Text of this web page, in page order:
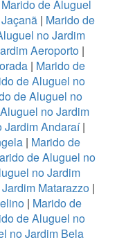
Marido de Aluguel
| Marido de
no Jardim
Aeroporto |
| Marido de
de Aluguel no
de Aluguel no
no Jardim
Jardim Andaraí|
| Marido de
de Aluguel no
no Jardim
Matarazzo|
| Marido de
de Aluguel no
no Jardim Bela